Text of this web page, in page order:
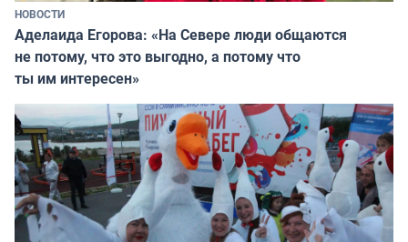
НОВОСТИ
Аделаида Егорова: «На Севере люди общаются
не потому, что это выгодно, а потому что
ты им интересен»